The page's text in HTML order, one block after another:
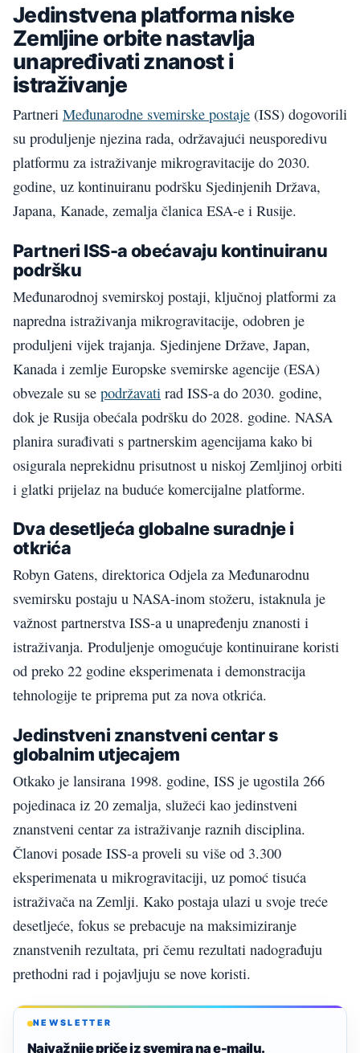
Jedinstvena platforma niske
Zemljine orbite nastavlja
unapređivati znanost i
istraživanje
Partneri Međunarodne svemirske postaje (ISS) dogovorili
su produljenje njezina rada, održavajući neusporedivu
platformu za istraživanje mikrogravitacije do 2030.
godine, uz kontinuiranu podršku Sjedinjenih Država,
Japana, Kanade, zemalja članica ESA-e i Rusije.
Partneri ISS-a obećavaju kontinuiranu
podršku
Međunarodnoj svemirskoj postaji, ključnoj platformi za
napredna istraživanja mikrogravitacije, odobren je
produljeni vijek trajanja. Sjedinjene Države, Japan,
Kanada i zemlje Europske svemirske agencije (ESA)
obvezale su se podržavati rad ISS-a do 2030. godine,
dok je Rusija obećala podršku do 2028. godine. NASA
planira surađivati ​​s partnerskim agencijama kako bi
osigurala neprekidnu prisutnost u niskoj Zemljinoj orbiti
i glatki prijelaz na buduće komercijalne platforme.
Dva desetljeća globalne suradnje i
otkrića
Robyn Gatens, direktorica Odjela za Međunarodnu
svemirsku postaju u NASA-inom stožeru, istaknula je
važnost partnerstva ISS-a u unapređenju znanosti i
istraživanja. Produljenje omogućuje kontinuirane koristi
od preko 22 godine eksperimenata i demonstracija
tehnologije te priprema put za nova otkrića.
Jedinstveni znanstveni centar s
globalnim utjecajem
Otkako je lansirana 1998. godine, ISS je ugostila 266
pojedinaca iz 20 zemalja, služeći kao jedinstveni
znanstveni centar za istraživanje raznih disciplina.
Članovi posade ISS-a proveli su više od 3.300
eksperimenata u mikrogravitaciji, uz pomoć tisuća
istraživača na Zemlji. Kako postaja ulazi u svoje treće
desetljeće, fokus se prebacuje na maksimiziranje
znanstvenih rezultata, pri čemu rezultati nadograđuju
prethodni rad i pojavljuju se nove koristi.
NEWSLETTER
Najvažnije priče iz svemira na e-mailu.